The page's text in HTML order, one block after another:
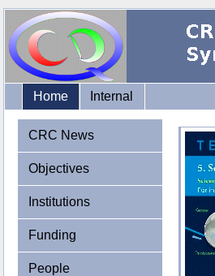
Home Internal
CRC News
Objectives
Institutions
Funding
People